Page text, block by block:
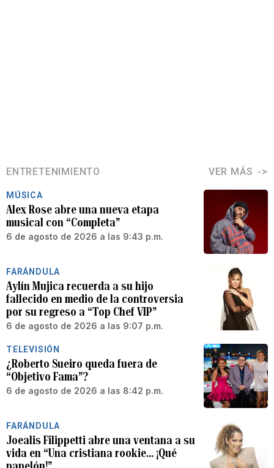
ENTRETENIMIENTO VER MÁS
MÚSICA
Alex Rose abre una nueva etapa
musical con “Completa”
6 de agosto de 2026 a las 9:43 p.m.
FARÁNDULA
Aylín Mujica recuerda a su hijo
fallecido en medio de la controversia
por su regreso a “Top Chef VIP”
6 de agosto de 2026 a las 9:07 p.m.
TELEVISIÓN
¿Roberto Sueiro queda fuera de
“Objetivo Fama”?
6 de agosto de 2026 a las 8:42 p.m.
FARÁNDULA
Joealis Filippetti abre una ventana a su
vida en “Una cristiana rookie… ¡Qué